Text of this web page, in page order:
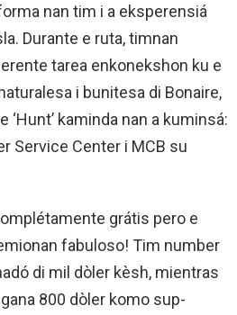
nan tim i a eksperensiá
Durante e ruta, timnan
tarea enkonekshon ku e
i bunitesa di Bonaire,
kaminda nan a kuminsá:
Service Center i MCB su
grátis pero e
fabuloso! Tim number
di mil dòler kèsh, mientras
800 dòler komo sup-